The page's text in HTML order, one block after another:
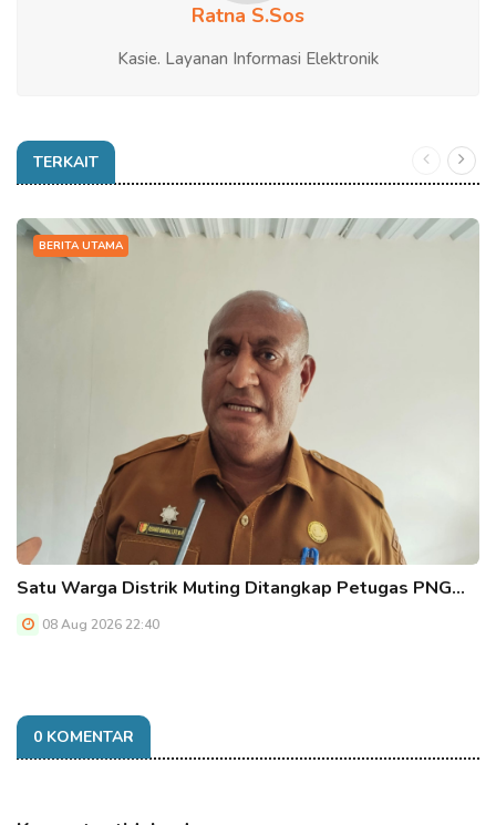
Ratna S.Sos
Kasie. Layanan Informasi Elektronik
TERKAIT
BERITA UTAMA
Satu Warga Distrik Muting Ditangkap Petugas PNG…
08 Aug 2026 22:40
0 KOMENTAR